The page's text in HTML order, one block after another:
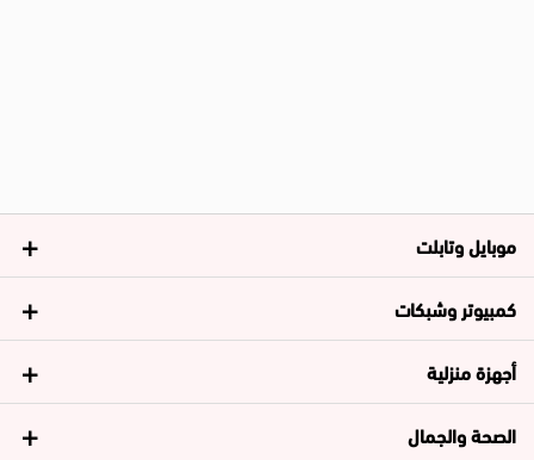
موبايل وتابلت
كمبيوتر وشبكات
أجهزة منزلية
الصحة والجمال